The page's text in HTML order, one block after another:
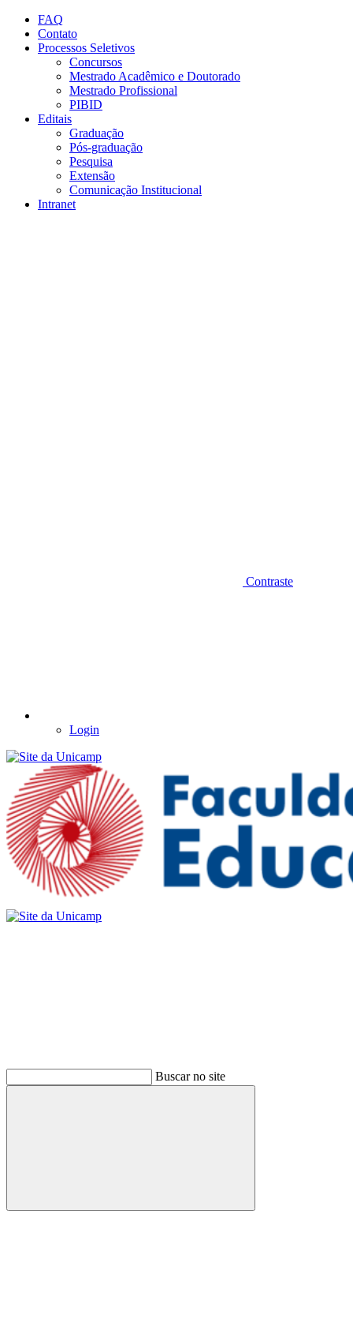
Conteúdo principal
FAQ
Contato
Processos Seletivos
Concursos
Mestrado Acadêmico e Doutorado
Mestrado Profissional
PIBID
Editais
Graduação
Pós-graduação
Pesquisa
Extensão
Comunicação Institucional
Intranet
Contraste
Login
Buscar no site
Buscar